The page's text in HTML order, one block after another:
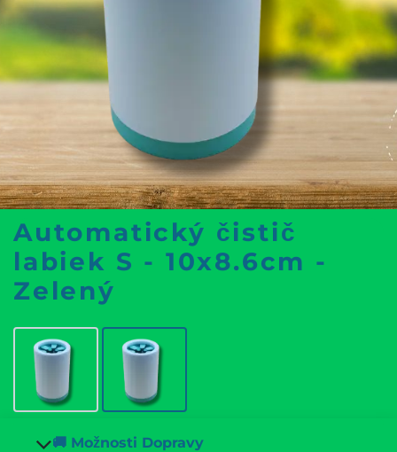
Automatický čistič
labiek S - 10x8.6cm -
Zelený
🚚 Možnosti Dopravy